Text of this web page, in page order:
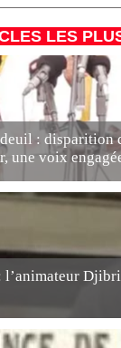
LES
: disparition
une voix